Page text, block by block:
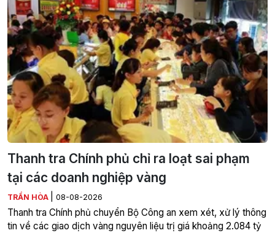
Thanh tra Chính phủ chỉ ra loạt sai phạm
tại các doanh nghiệp vàng
TRẦN HÒA 08-08-2026
Thanh tra Chính phủ chuyển Bộ Công an xem xét, xử lý thông
tin về các giao dịch vàng nguyên liệu trị giá khoảng 2.084 tỷ